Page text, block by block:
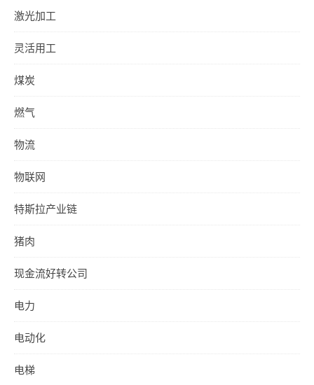
激光加工
灵活用工
煤炭
燃气
物流
物联网
特斯拉产业链
猪肉
现金流好转公司
电力
电动化
电梯